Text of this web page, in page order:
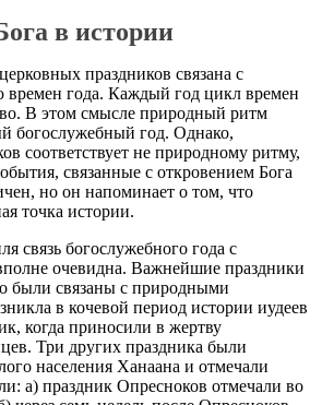
в истории
праздников связана с
времен года. Каждый год цикл времен
В этом смысле природный ритм
богослужебный год. Однако,
соответствует не природному ритму,
связанные с откровением Бога
но он напоминает о том, что
точка истории.
связь богослужебного года с
очевидна. Важнейшие праздники
были связаны с природными
в кочевой период истории иудеев
когда приносили в жертву
Три других праздника были
населения Ханаана и отмечали
а) праздник Опресноков отмечали во